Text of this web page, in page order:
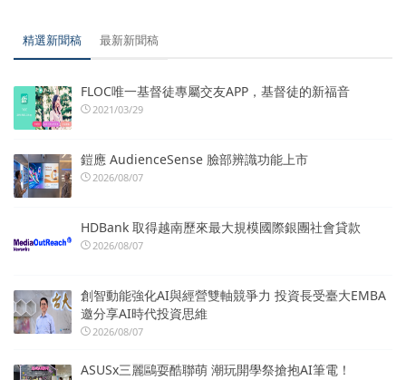
精選新聞稿 最新新聞稿
FLOC唯一基督徒專屬交友APP，基督徒的新福音
2021/03/29
鎧應 AudienceSense 臉部辨識功能上市
2026/08/07
HDBank 取得越南歷來最大規模國際銀團社會貸款
2026/08/07
創智動能強化AI與經營雙軸競爭力 投資長受臺大EMBA
邀分享AI時代投資思維
2026/08/07
ASUSx三麗鷗耍酷聯萌 潮玩開學祭搶抱AI筆電！